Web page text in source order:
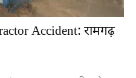
Accident: रामगढ़